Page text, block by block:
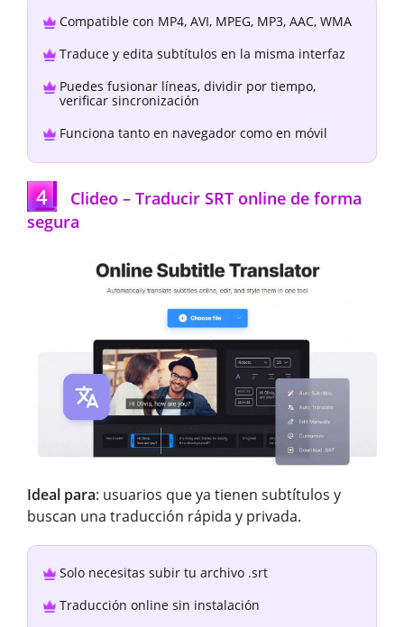
Compatible con MP4, AVI, MPEG, MP3, AAC, WMA
Traduce y edita subtítulos en la misma interfaz
Puedes fusionar líneas, dividir por tiempo,
verificar sincronización
Funciona tanto en navegador como en móvil
4
Clideo – Traducir SRT online de forma
segura
Ideal para: usuarios que ya tienen subtítulos y
buscan una traducción rápida y privada.
Solo necesitas subir tu archivo .srt
Traducción online sin instalación